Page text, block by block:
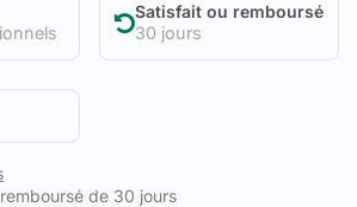
Satisfait ou remboursé
30 jours
de 30 jours